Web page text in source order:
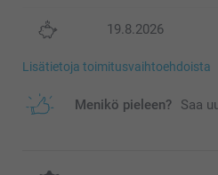
19.8.2026
Lisätietoja toimitusvaihtoehdoista
Menikö pieleen? Saa